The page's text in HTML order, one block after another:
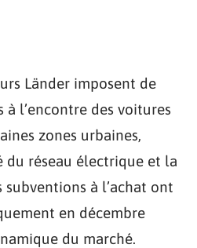
Länder imposent de
l’encontre des voitures
zones urbaines,
réseau électrique et la
à l’achat ont
en décembre
du marché.